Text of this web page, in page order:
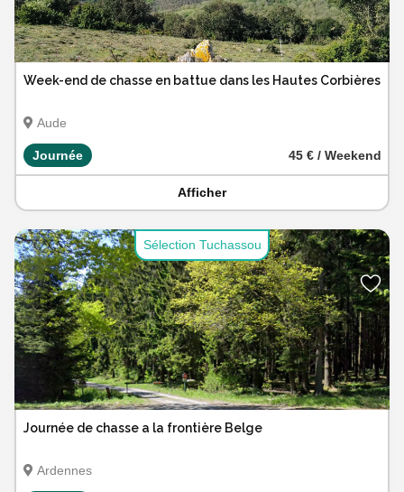
Week-end de chasse en battue dans les Hautes Corbières
Aude
Journée 45 € / Weekend
Afficher
Sélection Tuchassou
Journée de chasse a la frontière Belge
Ardennes